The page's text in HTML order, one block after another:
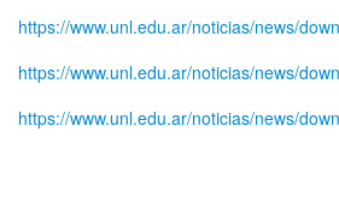
https://www.unl.edu.ar/noticias/news/
https://www.unl.edu.ar/noticias/news/
https://www.unl.edu.ar/noticias/news/